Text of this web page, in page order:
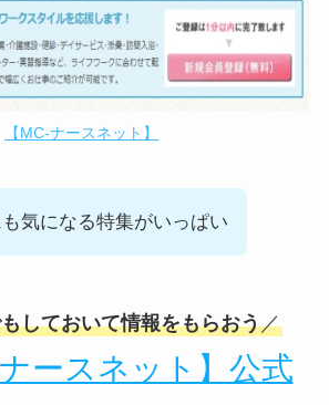
【MC-ナースネット】
気になる特集がいっぱい
しておいて情報をもらおう／
ースネット】公式